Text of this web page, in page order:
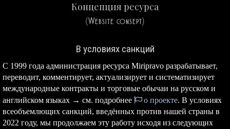
Концепция ресурса
(Website consept)
В условиях санкций
С 1999 года администрация ресурса Miripravo разрабатывает,
переводит, комментирует, актуализирует и систематизирует
международные контракты и торговые обычаи на русском и
английском языках → см. подробнее
о проекте. В условиях
всеобъемлющих санкций, введённых против нашей страны в
2022 году, мы продолжаем эту работу исходя из следующих